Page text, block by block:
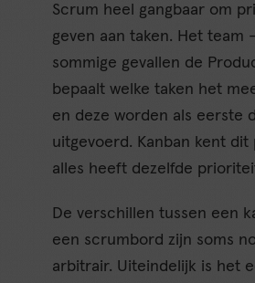
Scrum heel gangbaar om
geven aan taken. Het team
sommige gevallen de
bepaalt welke taken het
en deze worden als eerste
uitgevoerd. Kanban kent
alles heeft dezelfde
De verschillen tussen een
een scrumbord zijn soms
arbitrair. Uiteindelijk is het